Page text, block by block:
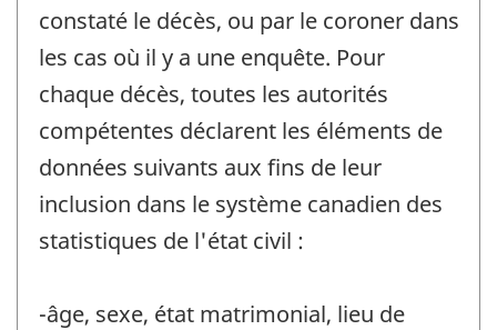
constaté le décès, ou par le coroner dans
les cas où il y a une enquête. Pour
chaque décès, toutes les autorités
compétentes déclarent les éléments de
données suivants aux fins de leur
inclusion dans le système canadien des
statistiques de l'état civil :
-âge, sexe, état matrimonial, lieu de